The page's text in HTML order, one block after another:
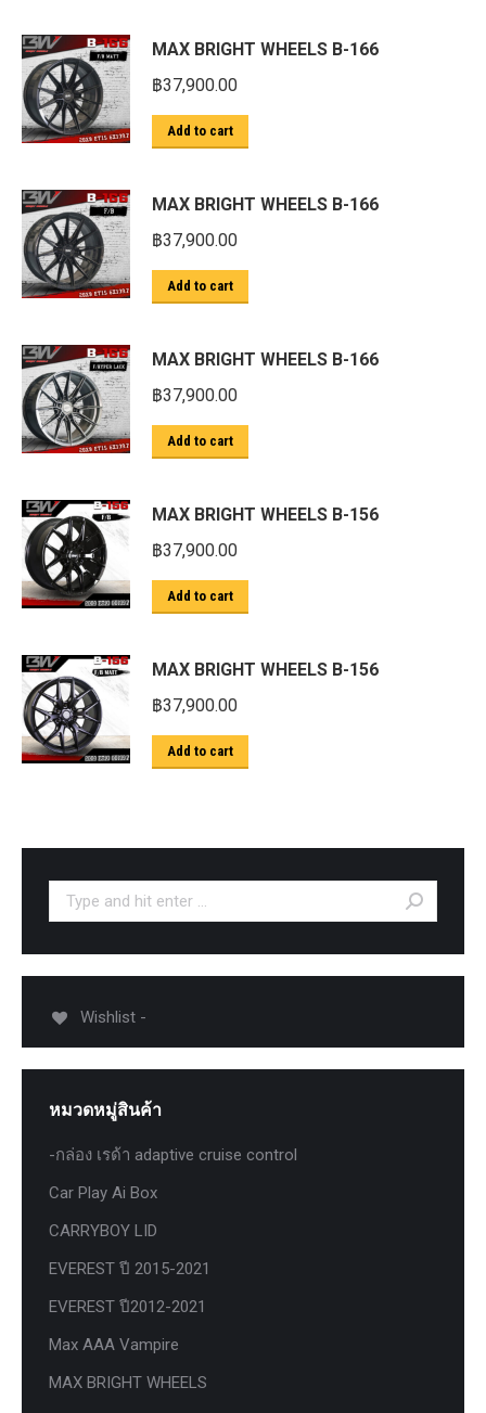
MAX BRIGHT WHEELS B-166
฿37,900.00
Add to cart
MAX BRIGHT WHEELS B-166
฿37,900.00
Add to cart
MAX BRIGHT WHEELS B-166
฿37,900.00
Add to cart
MAX BRIGHT WHEELS B-156
฿37,900.00
Add to cart
MAX BRIGHT WHEELS B-156
฿37,900.00
Add to cart
Search:
Wishlist -
หมวดหมู่สินค้า
-กล่อง เรด้า adaptive cruise control
Car Play Ai Box
CARRYBOY LID
EVEREST ปี 2015-2021
EVEREST ปี2012-2021
Max AAA Vampire
MAX BRIGHT WHEELS